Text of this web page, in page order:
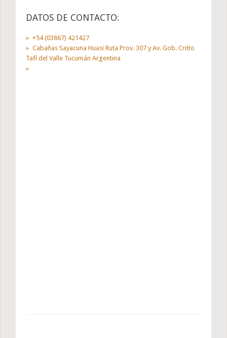
DATOS DE CONTACTO:
+54 (03867) 421427
Cabañas Sayacuna Huasi Ruta Prov. 307 y Av. Gob. Critto
Tafí del Valle Tucumán Argentina